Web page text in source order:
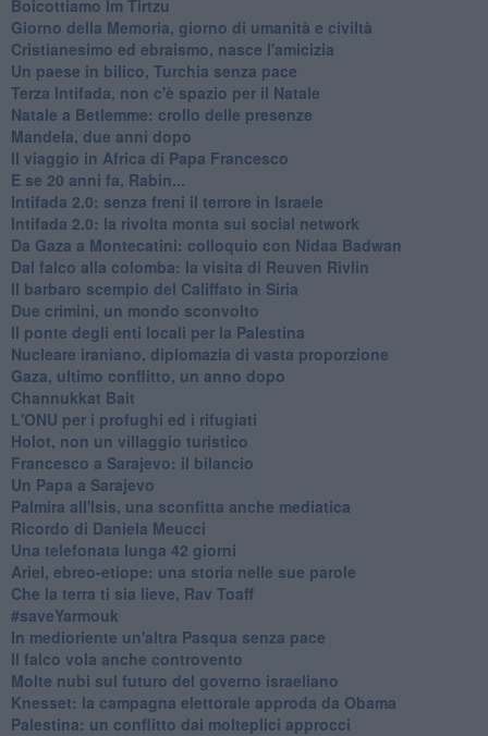
Boicottiamo Im Tirtzu
Giorno della Memoria, giorno di umanità e civiltà
Cristianesimo ed ebraismo, nasce l'amicizia
Un paese in bilico, Turchia senza pace
Terza Intifada, non c'è spazio per il Natale
Natale a Betlemme: crollo delle presenze
Mandela, due anni dopo
Il viaggio in Africa di Papa Francesco
E se 20 anni fa, Rabin...
Intifada 2.0: senza freni il terrore in Israele
Intifada 2.0: la rivolta monta sui social network
Da Gaza a Montecatini: colloquio con Nidaa Badwan
Dal falco alla colomba: la visita di Reuven Rivlin
Il barbaro scempio del Califfato in Siria
Due crimini, un mondo sconvolto
Il ponte degli enti locali per la Palestina
Nucleare iraniano, diplomazia di vasta proporzione
Gaza, ultimo conflitto, un anno dopo
Channukkat Bait
L'ONU per i profughi ed i rifugiati
Holot, non un villaggio turistico
Francesco a Sarajevo: il bilancio
Un Papa a Sarajevo
Palmira all'Isis, una sconfitta anche mediatica
Ricordo di Daniela Meucci
​Una telefonata lunga 42 giorni
​Ariel, ebreo-etiope: una storia nelle sue parole
Che la terra ti sia lieve, Rav Toaff
​#saveYarmouk
​In medioriente un'altra Pasqua senza pace
​Il falco vola anche controvento
Molte nubi sul futuro del governo israeliano
Knesset: la campagna elettorale approda da Obama
Palestina: un conflitto dai molteplici approcci